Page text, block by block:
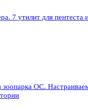
7 утилит для пентеста
зоопарка ОС.